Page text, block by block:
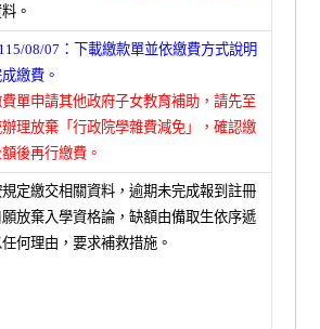
。
08/07：下載繳款單並依繳費方式說明
繳費。
單申請其他政府子女教育補助，請先至
理放棄「行政院學雜費減免」，確認繳
後再行繳費。
定繳交相關資料，逾期未完成報到註冊
放棄入學資格論，缺額由備取生依序遞
何理由，要求補救措施。